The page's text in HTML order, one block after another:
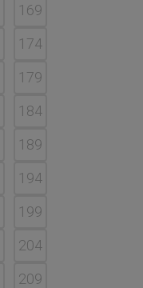
169
174
179
184
189
194
199
204
209